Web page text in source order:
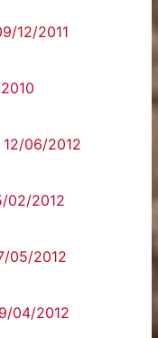
12/2011
06/2012
02/2012
05/2012
04/2012